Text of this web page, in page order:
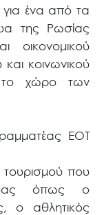
για ένα από τα
της Ρωσίας
οικονομικού
κοινωνικού
το χώρο των
ΕΟΤ
τουρισμού που
όπως ο
ο αθλητικός